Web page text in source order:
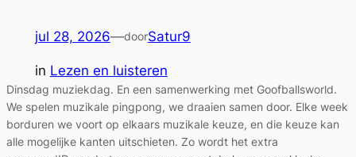
jul 28, 2026—doorSatur9
in Lezen en luisteren
Dinsdag muziekdag. En een samenwerking met Goofballsworld.
We spelen muzikale pingpong, we draaien samen door. Elke week
borduren we voort op elkaars muzikale keuze, en die keuze kan
alle mogelijke kanten uitschieten. Zo wordt het extra